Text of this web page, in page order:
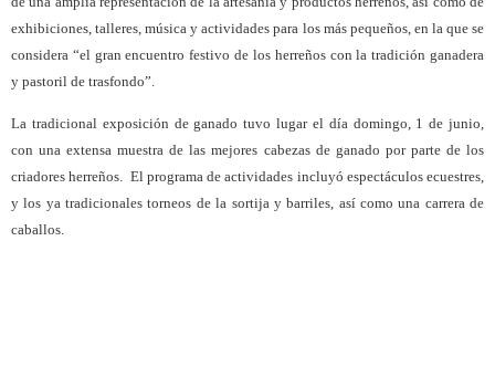
exhibiciones, talleres, música y actividades para los más pequeños, en la que se
considera “el gran encuentro festivo de los herreños con la tradición ganadera
y pastoril de trasfondo”.
La tradicional exposición de ganado tuvo lugar el día domingo, 1 de junio,
con una extensa muestra de las mejores cabezas de ganado por parte de los
criadores herreños.
El programa de actividades incluyó espectáculos ecuestres,
y los ya tradicionales torneos de la sortija y barriles, así como una carrera de
caballos.